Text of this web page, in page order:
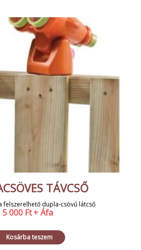
TÁVCSŐ
felszerelhető dupla-csövű látcső
5 000 Ft+ Áfa
Kosárba teszem